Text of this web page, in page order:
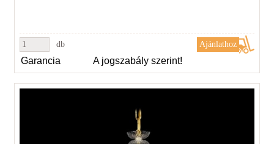
db
Garancia A jogszabály szerint!